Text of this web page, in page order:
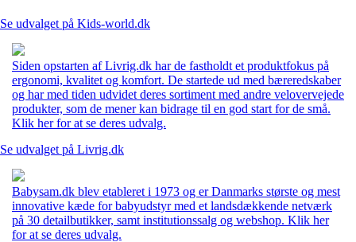
Se udvalget på Kids-world.dk
Siden opstarten af Livrig.dk har de fastholdt et produktfokus på
ergonomi, kvalitet og komfort. De startede ud med bæreredskaber
og har med tiden udvidet deres sortiment med andre velovervejede
produkter, som de mener kan bidrage til en god start for de små.
Klik her for at se deres udvalg.
Se udvalget på Livrig.dk
Babysam.dk blev etableret i 1973 og er Danmarks største og mest
innovative kæde for babyudstyr med et landsdækkende netværk
på 30 detailbutikker, samt institutionssalg og webshop. Klik her
for at se deres udvalg.